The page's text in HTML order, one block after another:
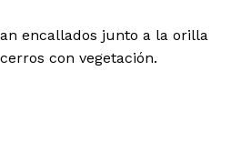
encallados junto a la orilla
con vegetación.